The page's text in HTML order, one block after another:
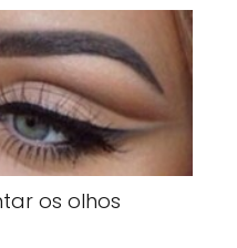
os olhos